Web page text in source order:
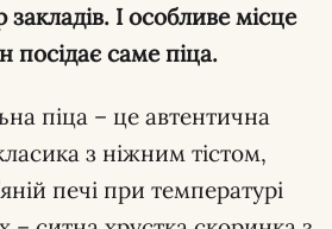
І особливе місце
посідає саме піца.
піца – це автентична
з ніжним тістом,
печі при температурі